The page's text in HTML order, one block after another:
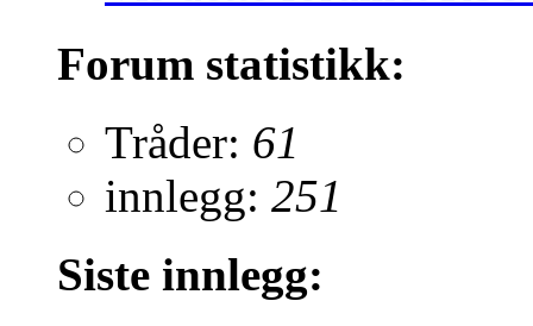
Forum statistikk:
Tråder: 61
innlegg: 251
Siste innlegg: